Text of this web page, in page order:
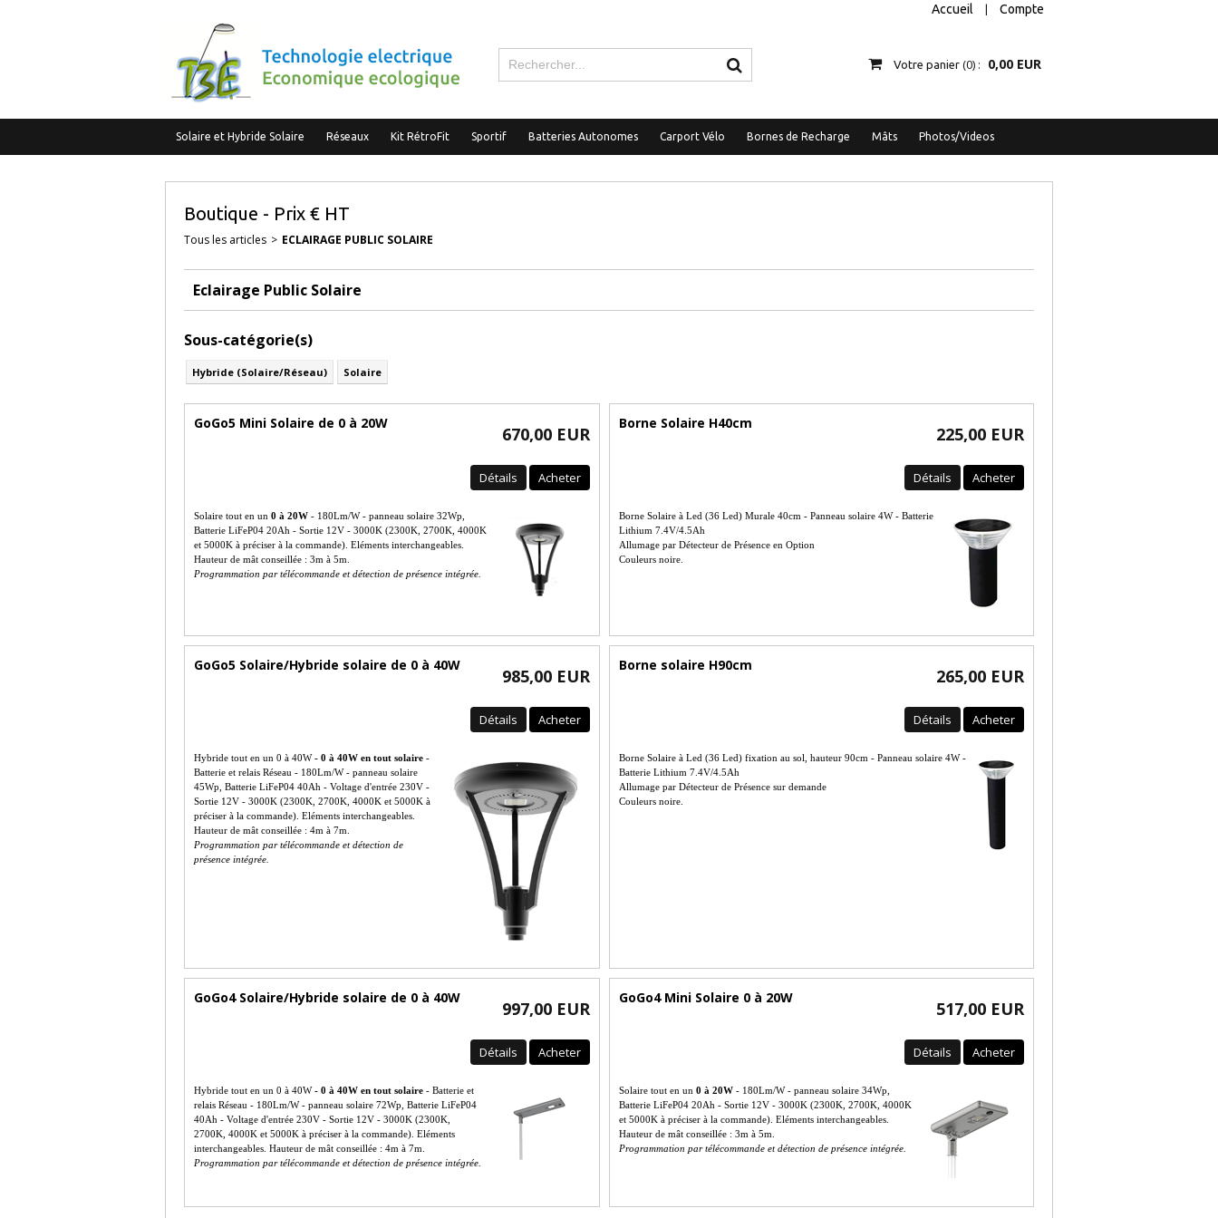
Accueil Compte
Votre panier 0 0,00 EUR
Solaire et Hybride Solaire Réseaux Kit RétroFit Sportif Batteries Autonomes Carport Vélo Bornes de Recharge Mâts Photos/Videos
Boutique - Prix € HT
Tous les articles > ECLAIRAGE PUBLIC SOLAIRE
Eclairage Public Solaire
Sous-catégorie(s)
Hybride (Solaire/Réseau) Solaire
GoGo5 Mini Solaire de 0 à 20W
670,00 EUR
Détails Acheter
Solaire tout en un 0 à 20W - 180Lm/W - panneau solaire 32Wp,
Batterie LiFeP04 20Ah - Sortie 12V - 3000K (2300K, 2700K, 4000K
et 5000K à préciser à la commande). Eléments interchangeables.
Hauteur de mât conseillée : 3m à 5m.
Programmation par télécommande et détection de présence intégrée.
Borne Solaire H40cm
225,00 EUR
Détails Acheter
Borne Solaire à Led (36 Led) Murale 40cm - Panneau solaire 4W - Batterie
Lithium 7.4V/4.5Ah
Allumage par Détecteur de Présence en Option
Couleurs noire.
GoGo5 Solaire/Hybride solaire de 0 à 40W
985,00 EUR
Détails Acheter
Hybride tout en un 0 à 40W- 0 à 40W en tout solaire -
Batterie et relais Réseau - 180Lm/W - panneau solaire
45Wp, Batterie LiFeP04 40Ah - Voltage d'entrée 230V -
Sortie 12V - 3000K (2300K, 2700K, 4000K et 5000K à
préciser à la commande). Eléments interchangeables.
Hauteur de mât conseillée : 4m à 7m.
Programmation par télécommande et détection de
présence intégrée.
Borne solaire H90cm
265,00 EUR
Détails Acheter
Borne Solaire à Led (36 Led) fixation au sol, hauteur 90cm - Panneau solaire 4W -
Batterie Lithium 7.4V/4.5Ah
Allumage par Détecteur de Présence sur demande
Couleurs noire.
GoGo4 Solaire/Hybride solaire de 0 à 40W
997,00 EUR
Détails Acheter
Hybride tout en un 0 à 40W- 0 à 40W en tout solaire - Batterie et
relais Réseau - 180Lm/W - panneau solaire 72Wp, Batterie LiFeP04
40Ah - Voltage d'entrée 230V - Sortie 12V - 3000K (2300K,
2700K, 4000K et 5000K à préciser à la commande). Eléments
interchangeables. Hauteur de mât conseillée : 4m à 7m.
Programmation par télécommande et détection de présence intégrée.
GoGo4 Mini Solaire 0 à 20W
517,00 EUR
Détails Acheter
Solaire tout en un 0 à 20W - 180Lm/W - panneau solaire 34Wp,
Batterie LiFeP04 20Ah - Sortie 12V - 3000K (2300K, 2700K, 4000K
et 5000K à préciser à la commande). Eléments interchangeables.
Hauteur de mât conseillée : 3m à 5m.
Programmation par télécommande et détection de présence intégrée.